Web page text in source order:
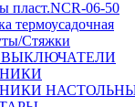
пласт.NCR-06-50
термоусадочная
Стяжки
ВЫКЛЮЧАТЕЛИ